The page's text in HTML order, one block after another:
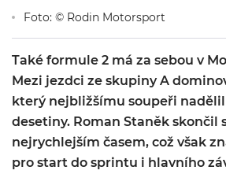
Foto: © Rodin Motorsport
Také formule 2 má za sebou v
Mezi jezdci ze skupiny A
který nejbližšímu soupeři
desetiny. Roman Staněk skončil
nejrychlejším časem, což však
pro start do sprintu i hlavního